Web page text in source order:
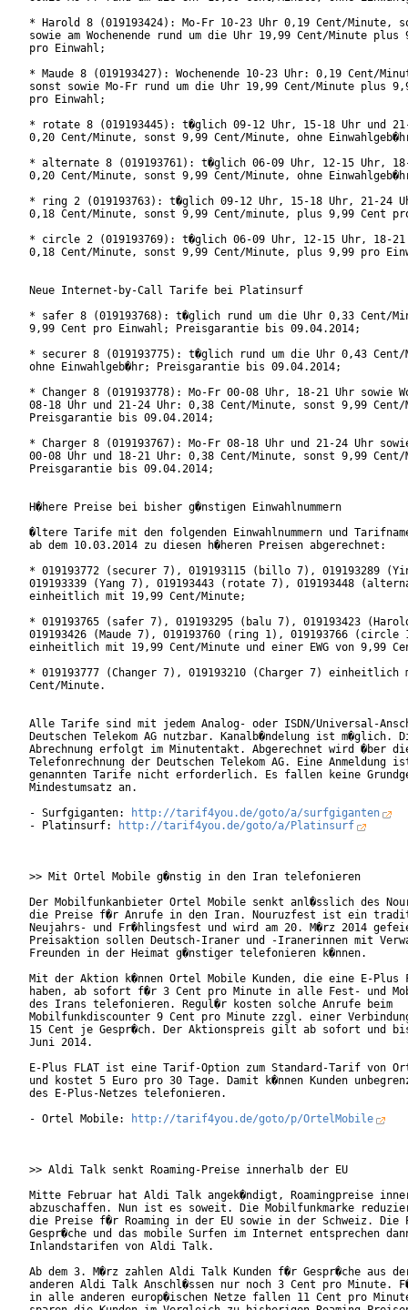
* Harold 8 (019193424): Mo-Fr 10-23 Uhr 0,19 Cent/Minute,
sowie am Wochenende rund um die Uhr 19,99 Cent/Minute plus
pro Einwahl;
* Maude 8 (019193427): Wochenende 10-23 Uhr: 0,19 Cent/
sonst sowie Mo-Fr rund um die Uhr 19,99 Cent/Minute plus
pro Einwahl;
* rotate 8 (019193445): t�glich 09-12 Uhr, 15-18 Uhr und
0,20 Cent/Minute, sonst 9,99 Cent/Minute, ohne
* alternate 8 (019193761): t�glich 06-09 Uhr, 12-15 Uhr,
0,20 Cent/Minute, sonst 9,99 Cent/Minute, ohne
* ring 2 (019193763): t�glich 09-12 Uhr, 15-18 Uhr, 21-24
0,18 Cent/Minute, sonst 9,99 Cent/minute, plus 9,99 Cent
* circle 2 (019193769): t�glich 06-09 Uhr, 12-15 Uhr, 18-
0,18 Cent/Minute, sonst 9,99 Cent/Minute, plus 9,99 pro
Neue Internet-by-Call Tarife bei Platinsurf
* safer 8 (019193768): t�glich rund um die Uhr 0,33 Cent/
9,99 Cent pro Einwahl; Preisgarantie bis 09.04.2014;
* securer 8 (019193775): t�glich rund um die Uhr 0,43 Cent/
ohne Einwahlgeb�hr; Preisgarantie bis 09.04.2014;
* Changer 8 (019193778): Mo-Fr 00-08 Uhr, 18-21 Uhr sowie
08-18 Uhr und 21-24 Uhr: 0,38 Cent/Minute, sonst 9,99 Cent/
Preisgarantie bis 09.04.2014;
* Charger 8 (019193767): Mo-Fr 08-18 Uhr und 21-24 Uhr sowie
00-08 Uhr und 18-21 Uhr: 0,38 Cent/Minute, sonst 9,99 Cent/
Preisgarantie bis 09.04.2014;
H�here Preise bei bisher g�nstigen Einwahlnummern
�ltere Tarife mit den folgenden Einwahlnummern und
ab dem 10.03.2014 zu diesen h�heren Preisen abgerechnet:
* 019193772 (securer 7), 019193115 (billo 7), 019193289
019193339 (Yang 7), 019193443 (rotate 7), 019193448
einheitlich mit 19,99 Cent/Minute;
* 019193765 (safer 7), 019193295 (balu 7), 019193423
019193426 (Maude 7), 019193760 (ring 1), 019193766 (circle
einheitlich mit 19,99 Cent/Minute und einer EWG von 9,99
* 019193777 (Changer 7), 019193210 (Charger 7) einheitlich
Cent/Minute.
Alle Tarife sind mit jedem Analog- oder ISDN/Universal-
Deutschen Telekom AG nutzbar. Kanalb�ndelung ist m�glich.
Abrechnung erfolgt im Minutentakt. Abgerechnet wird �ber
Telefonrechnung der Deutschen Telekom AG. Eine Anmeldung
genannten Tarife nicht erforderlich. Es fallen keine
Mindestumsatz an.
- Surfgiganten:
http://tarif4you.de/goto/a/surfgiganten
- Platinsurf:
http://tarif4you.de/goto/a/Platinsurf
>> Mit Ortel Mobile g�nstig in den Iran telefonieren
Der Mobilfunkanbieter Ortel Mobile senkt anl�sslich des
die Preise f�r Anrufe in den Iran. Nouruzfest ist ein
Neujahrs- und Fr�hlingsfest und wird am 20. M�rz 2014
Preisaktion sollen Deutsch-Iraner und -Iranerinnen mit
Freunden in der Heimat g�nstiger telefonieren k�nnen.
Mit der Aktion k�nnen Ortel Mobile Kunden, die eine E-Plus
haben, ab sofort f�r 3 Cent pro Minute in alle Fest- und
des Irans telefonieren. Regul�r kosten solche Anrufe beim
Mobilfunkdiscounter 9 Cent pro Minute zzgl. einer
15 Cent je Gespr�ch. Der Aktionspreis gilt ab sofort und
Juni 2014.
E-Plus FLAT ist eine Tarif-Option zum Standard-Tarif von
und kostet 5 Euro pro 30 Tage. Damit k�nnen Kunden
des E-Plus-Netzes telefonieren.
- Ortel Mobile:
http://tarif4you.de/goto/p/OrtelMobile
>> Aldi Talk senkt Roaming-Preise innerhalb der EU
Mitte Februar hat Aldi Talk angek�ndigt, Roamingpreise
abzuschaffen. Nun ist es soweit. Die Mobilfunkmarke
die Preise f�r Roaming in der EU sowie in der Schweiz. Die
Gespr�che und das mobile Surfen im Internet entsprechen
Inlandstarifen von Aldi Talk.
Ab dem 3. M�rz zahlen Aldi Talk Kunden f�r Gespr�che aus
anderen Aldi Talk Anschl�ssen nur noch 3 Cent pro Minute.
in alle anderen europ�ischen Netze fallen 11 Cent pro